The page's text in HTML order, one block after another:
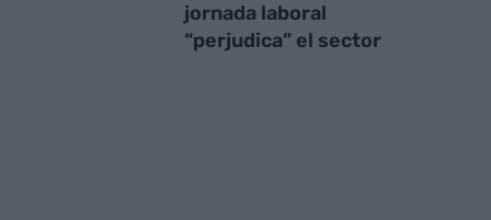
jornada laboral
“perjudica” el sector